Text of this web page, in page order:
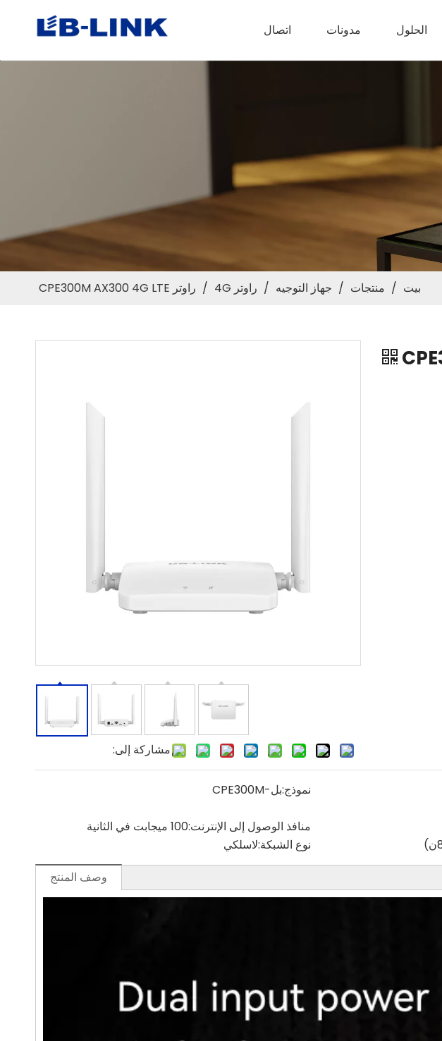
الحلول مدونات اتصال
بيت / منتجات / جهاز التوجيه / راوتر 4G / راوتر CPE300M AX300 4G LTE
مشاركة إلى:
نموذج:بل-CPE300M
منافذ الوصول إلى الإنترنت:100 ميجابت في الثانية
نوع الشبكة:لاسلكي
وصف المنتج